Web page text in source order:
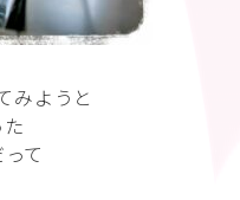
みようと
て